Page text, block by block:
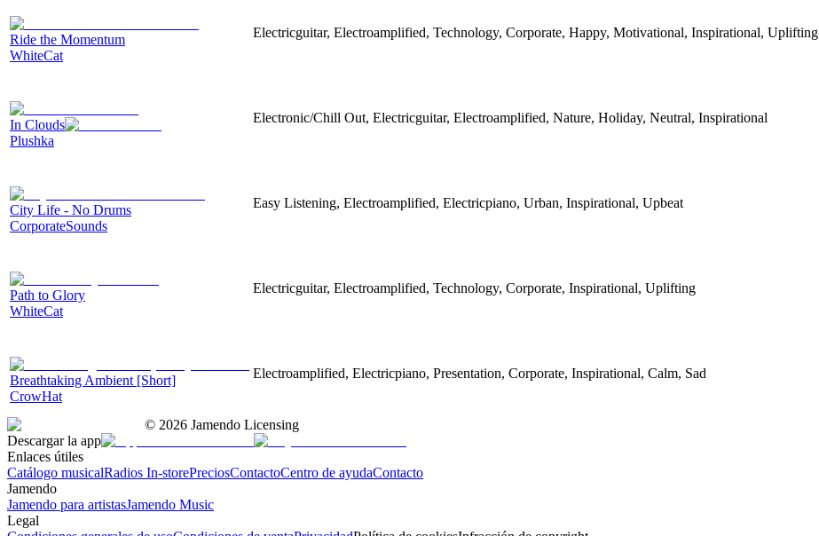
Ride the Momentum
WhiteCat
Electricguitar, Electroamplified, Technology, Corporate, Happy, Motivational, Inspirational, Uplifting
In Clouds
Plushka
Electronic/Chill Out, Electricguitar, Electroamplified, Nature, Holiday, Neutral, Inspirational
City Life - No Drums
CorporateSounds
Easy Listening, Electroamplified, Electricpiano, Urban, Inspirational, Upbeat
Path to Glory
WhiteCat
Electricguitar, Electroamplified, Technology, Corporate, Inspirational, Uplifting
Breathtaking Ambient [Short]
CrowHat
Electroamplified, Electricpiano, Presentation, Corporate, Inspirational, Calm, Sad
© 2026 Jamendo Licensing
Descargar la app
Enlaces útiles
Catálogo musicalRadios In-storePreciosContactoCentro de ayudaContacto
Jamendo
Jamendo para artistasJamendo Music
Legal